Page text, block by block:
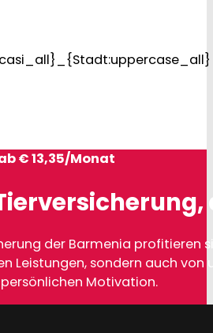
€ 13,35/Monat
der Barmenia profitieren
Leistungen, sondern auch von
persönlichen Motivation.